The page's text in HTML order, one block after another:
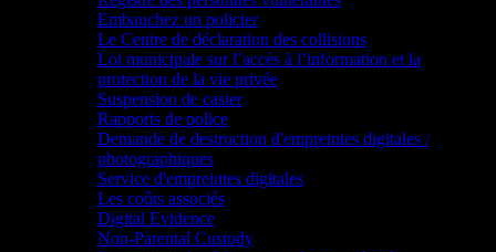
Embauchez un policier
Le Centre de déclaration des collisions
Loi municipale sur l’accès à l’information et la
protection de la vie privée
Suspension de casier
Rapports de police
Demande de destruction d'empreintes digitales /
photographiques
Service d'empreintes digitales
Les coûts associés
Digital Evidence
Non-Parental Custody